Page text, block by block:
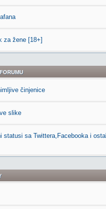
za žene [18+]
činjenice
slike
statusi sa Twittera,Facebooka i